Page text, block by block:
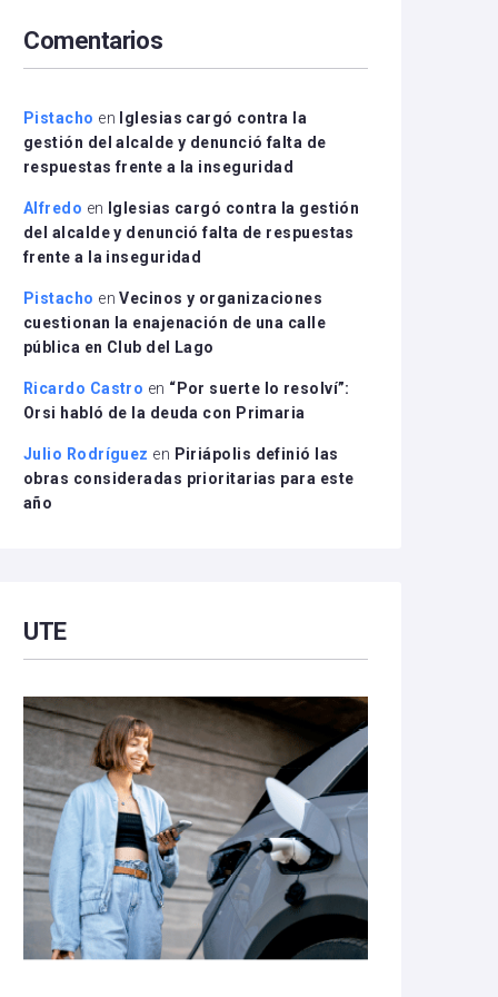
disminuir
el
Comentarios
Pistacho en
Iglesias cargó contra la
gestión del alcalde y denunció falta de
respuestas frente a la inseguridad
Alfredo en
Iglesias cargó contra la gestión
del alcalde y denunció falta de respuestas
frente a la inseguridad
Pistacho enVecinos y organizaciones
cuestionan la enajenación de una calle
pública en Club del Lago
Ricardo Castro en “Por suerte lo resolví”:
Orsi habló de la deuda con Primaria
Julio Rodríguez en Piriápolis definió las
obras consideradas prioritarias para este
año
UTE